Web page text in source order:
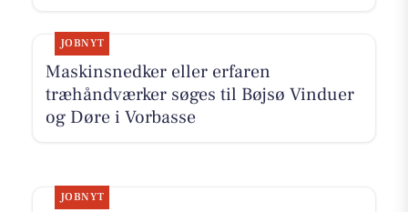
JOBNYT
Maskinsnedker eller erfaren
træhåndværker søges til Bøjsø Vinduer
og Døre i Vorbasse
JOBNYT